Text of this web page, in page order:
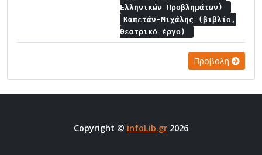
Ελληνικών Προβλημάτων)
Καπετάν-Μιχάλης (βιβλίο,
θεατρικό έργο)
Προβολή
Copyright © infoLib.gr 2026